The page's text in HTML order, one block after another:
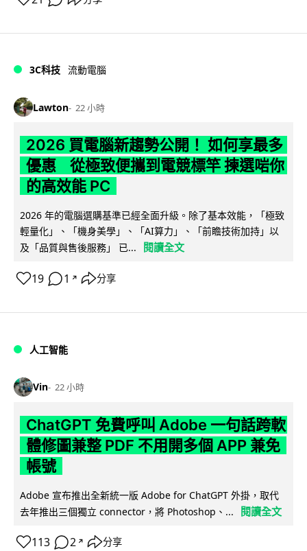
3C科技 流動電腦
Lawton 22 小時
2026 買電腦新趨勢公開！ 如何享最多
優惠 從極致便攜到電競標竿 揀選啱你
的高效能 PC
2026 年的電腦選購基準已經全面升級。除了基本效能，「極致
輕量化」、「機身美學」、「AI算力」、「前瞻技術加持」以
及「品質與售後服務」 已...
閱讀全文
19 1 ↗ 分享
人工智能
Vin 22 小時
ChatGPT 免費呼叫 Adobe 一句話跨軟
體修圖兼整 PDF 不用開多個 APP 兼免
帳號
Adobe 宣布推出全新統一版 Adobe for ChatGPT 外掛，取代
去年推出三個獨立 connector，將 Photoshop、...
閱讀全文
113 2 ↗ 分享